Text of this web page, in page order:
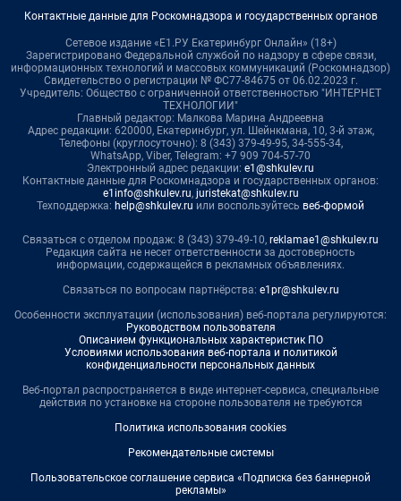
Контактные данные для Роскомнадзора и государственных органов
Сетевое издание «Е1.РУ Екатеринбург Онлайн» (18+)
Зарегистрировано Федеральной службой по надзору в сфере связи,
информационных технологий и массовых коммуникаций (Роскомнадзор)
Свидетельство о регистрации № ФС77-84675 от 06.02.2023 г.
Учредитель: Общество с ограниченной ответственностью "ИНТЕРНЕТ
ТЕХНОЛОГИИ"
Главный редактор: Малкова Марина Андреевна
Адрес редакции: 620000, Екатеринбург, ул. Шейнкмана, 10, 3-й этаж,
Телефоны (круглосуточно): 8 (343) 379-49-95, 34-555-34,
WhatsApp, Viber, Telegram: +7 909 704-57-70
Электронный адрес редакции: e1@shkulev.ru
Контактные данные для Роскомнадзора и государственных органов:
e1info@shkulev.ru, juristekat@shkulev.ru
Техподдержка: help@shkulev.ru или воспользуйтесь веб-формой
Связаться с отделом продаж: 8 (343) 379-49-10, reklamae1@shkulev.ru
Редакция сайта не несет ответственности за достоверность
информации, содержащейся в рекламных объявлениях.
Связаться по вопросам партнёрства: e1pr@shkulev.ru
Особенности эксплуатации (использования) веб-портала регулируются:
Руководством пользователя
Описанием функциональных характеристик ПО
Условиями использования веб-портала и политикой
конфиденциальности персональных данных
Веб-портал распространяется в виде интернет-сервиса, специальные
действия по установке на стороне пользователя не требуются
Политика использования cookies
Рекомендательные системы
Пользовательское соглашение сервиса «Подписка без баннерной
рекламы»